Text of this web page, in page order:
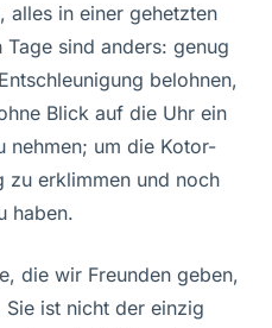
alles in einer gehetzten
sind anders: genug
belohnen,
Blick auf die Uhr ein
nehmen; um die Kotor-
zu erklimmen und noch
haben.
die wir Freunden geben,
ist nicht der einzig